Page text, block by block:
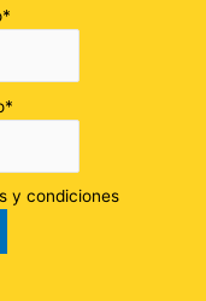
y condiciones